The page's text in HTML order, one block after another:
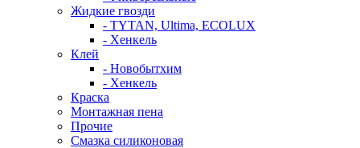
Жидкие гвозди
- TYTAN, Ultima, ECOLUX
- Хенкель
Клей
- Новобытхим
- Хенкель
Краска
Монтажная пена
Прочие
Смазка силиконовая